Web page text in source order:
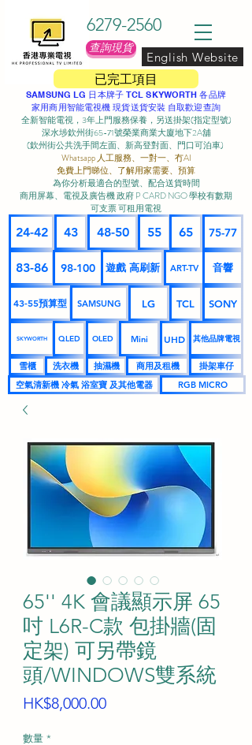
已完工項目
6279-2560
查詢現貨
English Website
SAMSUNG LG 日本牌子 TCL SKYWORTH 各品牌
家用商用智能電視機 現貨送貨安裝 自取歡迎查詢
全新智能電視，3年上門服務保養，另送掛架(指定型號)
深水埗欽州街65-71號榮業商業大廈地下2A舖
(欽州街公共洗手間左面、新高登對面、門口可泊車) ​
Whatsapp 人工服務、一對一、冇AI
免費上門睇位、了解用家需要、預算
為你分析最適合的型號、配合送貨時間
商用屏幕、電視及廣告機 政府 P CARD NGO 學校有數期
可支票 可租用電視
24-42 43 48-50 55 65 75-77
83-86 98-100 遊戲 高刷新 ART-TV 音響
43-55預算型 SAMSUNG LG TCL SONY
SKYWORTH QLED OLED Mini UHD 其他品牌電視
雪櫃 洗衣機 抽濕機 商用及租機
掛架車仔
空氣清新機 冷氣 浴室寶 及其他電器
RGB MICRO
65'' 4K 會議顯示屏 65
吋 L6R-C款 包掛牆(固
定架) 可另帶鏡
頭/WINDOWS雙系統
HK$8,000.00價
數量 *